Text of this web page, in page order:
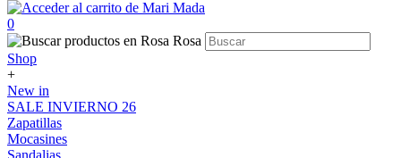
0
Shop
+
New in
SALE INVIERNO 26
Zapatillas
Mocasines
Sandalias